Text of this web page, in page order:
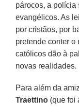
párocos, a polícia
evangélicos. As
por cristãos, por
pretende conter o
católicos dão à
novas realidades.
Para além da
Traettino (que foi